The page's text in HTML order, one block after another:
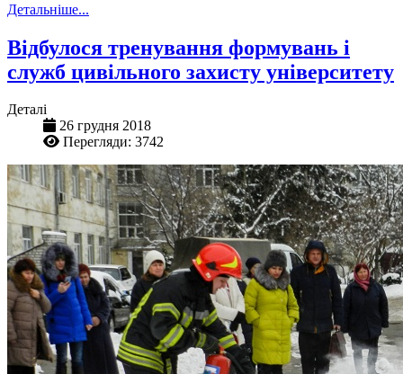
Детальніше...
Відбулося тренування формувань і
служб цивільного захисту університету
Деталі
26 грудня 2018
Перегляди: 3742